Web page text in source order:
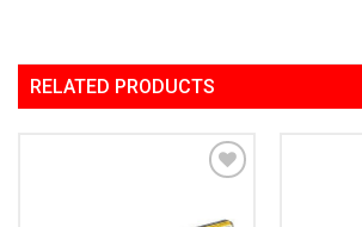
RELATED PRODUCTS